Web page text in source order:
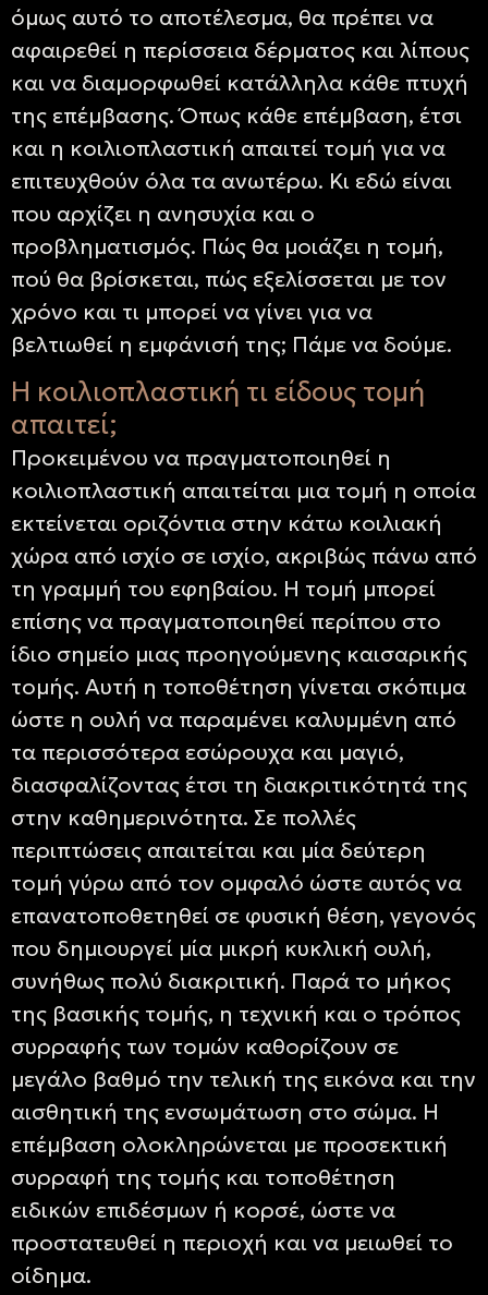
όμως αυτό το αποτέλεσμα, θα πρέπει να
αφαιρεθεί η περίσσεια δέρματος και λίπους
και να διαμορφωθεί κατάλληλα κάθε πτυχή
της επέμβασης. Όπως κάθε επέμβαση, έτσι
και η κοιλιοπλαστική απαιτεί τομή για να
επιτευχθούν όλα τα ανωτέρω. Κι εδώ είναι
που αρχίζει η ανησυχία και ο
προβληματισμός. Πώς θα μοιάζει η τομή,
πού θα βρίσκεται, πώς εξελίσσεται με τον
χρόνο και τι μπορεί να γίνει για να
βελτιωθεί η εμφάνισή της; Πάμε να δούμε.
Η κοιλιοπλαστική τι είδους τομή
απαιτεί;
Προκειμένου να πραγματοποιηθεί η
κοιλιοπλαστική απαιτείται μια τομή η οποία
εκτείνεται οριζόντια στην κάτω κοιλιακή
χώρα από ισχίο σε ισχίο, ακριβώς πάνω από
τη γραμμή του εφηβαίου. Η τομή μπορεί
επίσης να πραγματοποιηθεί περίπου στο
ίδιο σημείο μιας προηγούμενης καισαρικής
τομής. Αυτή η τοποθέτηση γίνεται σκόπιμα
ώστε η ουλή να παραμένει καλυμμένη από
τα περισσότερα εσώρουχα και μαγιό,
διασφαλίζοντας έτσι τη διακριτικότητά της
στην καθημερινότητα. Σε πολλές
περιπτώσεις απαιτείται και μία δεύτερη
τομή γύρω από τον ομφαλό ώστε αυτός να
επανατοποθετηθεί σε φυσική θέση, γεγονός
που δημιουργεί μία μικρή κυκλική ουλή,
συνήθως πολύ διακριτική. Παρά το μήκος
της βασικής τομής, η τεχνική και ο τρόπος
συρραφής των τομών καθορίζουν σε
μεγάλο βαθμό την τελική της εικόνα και την
αισθητική της ενσωμάτωση στο σώμα. Η
επέμβαση ολοκληρώνεται με προσεκτική
συρραφή της τομής και τοποθέτηση
ειδικών επιδέσμων ή κορσέ, ώστε να
προστατευθεί η περιοχή και να μειωθεί το
οίδημα.